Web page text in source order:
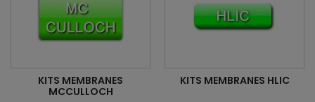
KITS MEMBRANES
MCCULLOCH
KITS MEMBRANES HLIC